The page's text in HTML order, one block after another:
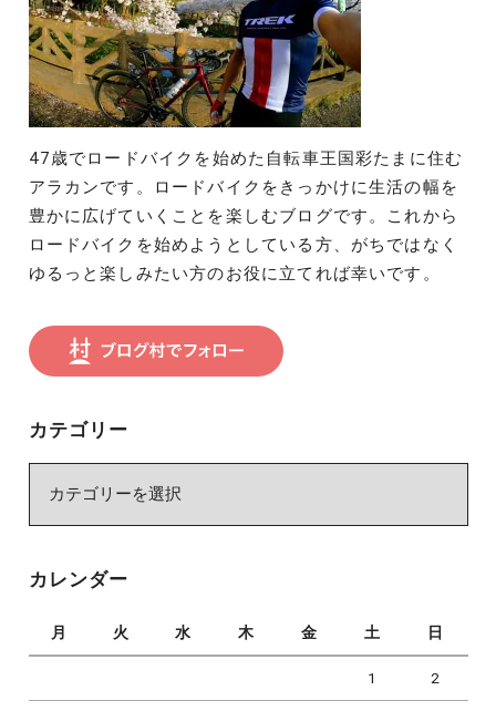
47歳でロードバイクを始めた自転車王国彩たまに住む
アラカンです。ロードバイクをきっかけに生活の幅を
豊かに広げていくことを楽しむブログです。これから
ロードバイクを始めようとしている方、がちではなく
ゆるっと楽しみたい方のお役に立てれば幸いです。
カテゴリー
ー
カレンダー
月 火 水 木 金 土 日
1 2